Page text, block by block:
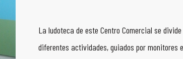
La ludoteca de este Centro Comercial se
diferentes actividades, guiados por monitores